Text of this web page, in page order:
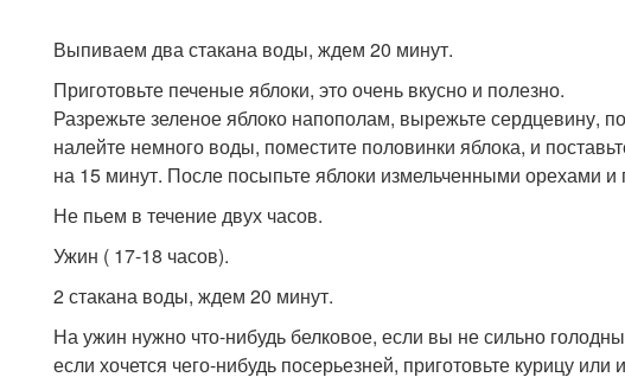
Выпиваем два стакана воды, ждем 20 минут.
Приготовьте печеные яблоки, это очень вкусно и полезно.
Разрежьте зеленое яблоко напополам, вырежьте сердцевину,
налейте немного воды, поместите половинки яблока, и
на 15 минут. После посыпьте яблоки измельченными орехами
Не пьем в течение двух часов.
Ужин ( 17-18 часов).
2 стакана воды, ждем 20 минут.
На ужин нужно что-нибудь белковое, если вы не сильно
если хочется чего-нибудь посерьезней, приготовьте курицу